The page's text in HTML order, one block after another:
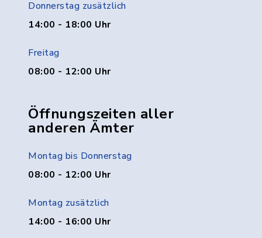
Donnerstag zusätzlich
14:00 - 18:00 Uhr
Freitag
08:00 - 12:00 Uhr
Öffnungszeiten aller
anderen Ämter
Montag bis Donnerstag
08:00 - 12:00 Uhr
Montag zusätzlich
14:00 - 16:00 Uhr